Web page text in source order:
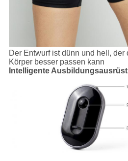
Der Entwurf ist dünn und hell, der
Körper besser passen kann
Intelligente